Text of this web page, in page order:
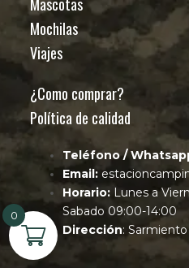
Mochilas
Viajes
¿Como comprar?
Política de calidad
Teléfono /
Email:
Horario: Lunes a
Sabado 09:00-14:00
Dirección: Sarmiento
0